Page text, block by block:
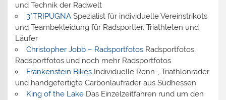
und Technik der Radwelt
3*TRIPUGNASpezialist für individuelle Vereinstrikots
und Teambekleidung für Radsportler, Triathleten und
Läufer
Christopher Jobb – RadsportfotosRadsportfotos,
Radsportfotos und noch mehr Radsportfotos
Frankenstein BikesIndividuelle Renn-, Triathlonräder
und handgefertigte Carbonlaufräder aus Südhessen
King of the LakeDas Einzelzeitfahren rund um den